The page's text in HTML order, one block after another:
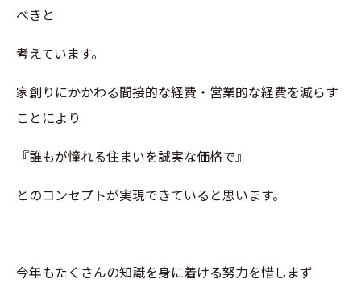
べきと
考えています。
家創りにかかわる間接的な経費・営業的な経費を減らす
ことにより
『誰もが憧れる住まいを誠実な価格で』
とのコンセプトが実現できていると思います。
今年もたくさんの知識を身に着ける努力を惜しまず